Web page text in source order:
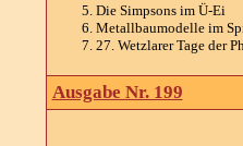
Die Simpsons im Ü-Ei
Metallbaumodelle im
27. Wetzlarer Tage der
Ausgabe Nr. 199